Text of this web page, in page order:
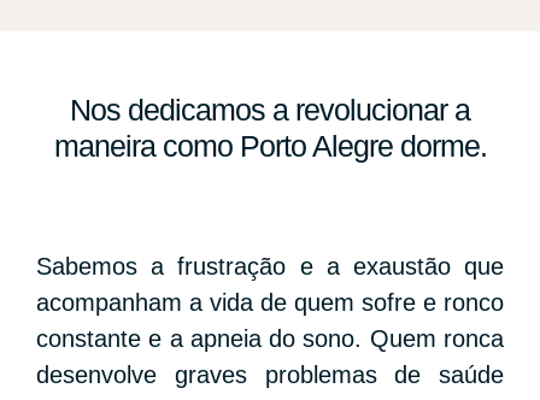
Nos dedicamos a revolucionar a
maneira como Porto Alegre dorme.
Sabemos a frustração e a exaustão que
acompanham a vida de quem sofre e ronco
constante e a apneia do sono. Quem ronca
desenvolve graves problemas de saúde